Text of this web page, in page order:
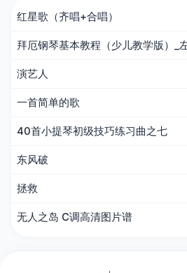
红星歌（齐唱+合唱）
拜厄钢琴基本教程（少儿教学版）_
演艺人
一首简单的歌
40首小提琴初级技巧练习曲之七
东风破
拯救
无人之岛 C调高清图片谱